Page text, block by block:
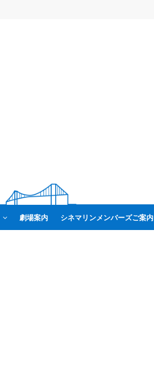
劇場案内 シネマリンメンバーズご案内